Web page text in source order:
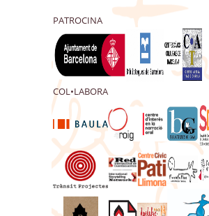
PATROCINA
COL•LABORA